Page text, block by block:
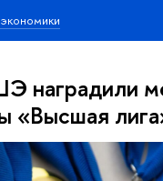
наградили
«Высшая